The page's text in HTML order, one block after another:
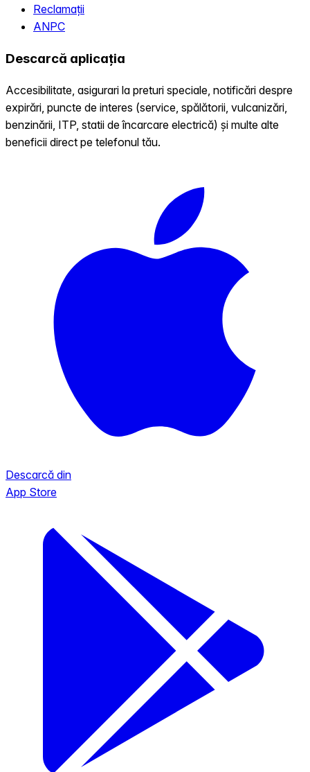
Reclamații
ANPC
Descarcă aplicația
Accesibilitate, asigurari la preturi speciale, notificări despre
expirări, puncte de interes (service, spălătorii, vulcanizări,
benzinării, ITP, statii de încarcare electrică) și multe alte
beneficii direct pe telefonul tău.
Descarcă din
App Store